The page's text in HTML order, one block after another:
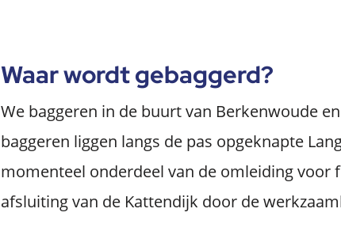
Waar wordt gebaggerd?
We baggeren in de buurt van Berkenwoude
baggeren liggen langs de pas opgeknapte
momenteel onderdeel van de omleiding voor
afsluiting van de Kattendijk door de